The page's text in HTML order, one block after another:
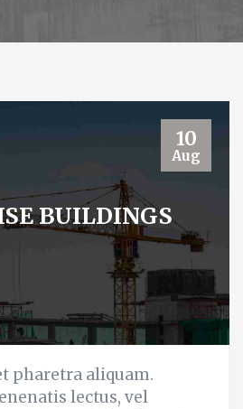
BUILDINGS
10
Aug
pharetra aliquam.
lectus, vel